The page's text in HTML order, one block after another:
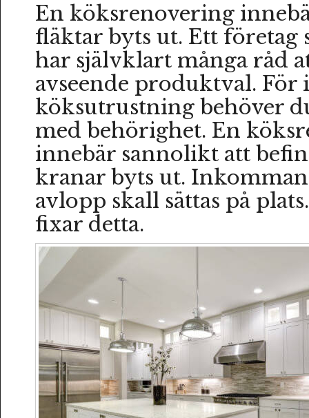
En köksrenovering
fläktar byts ut. Ett företag
har självklart många råd
avseende produktval. För
köksutrustning behöver
med behörighet. En
innebär sannolikt att
kranar byts ut.
avlopp skall sättas på
fixar detta.